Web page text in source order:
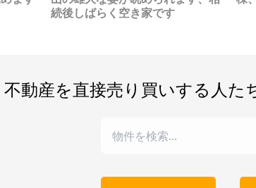
続後しばらく空き家です
不動産を直接売り買いする人た